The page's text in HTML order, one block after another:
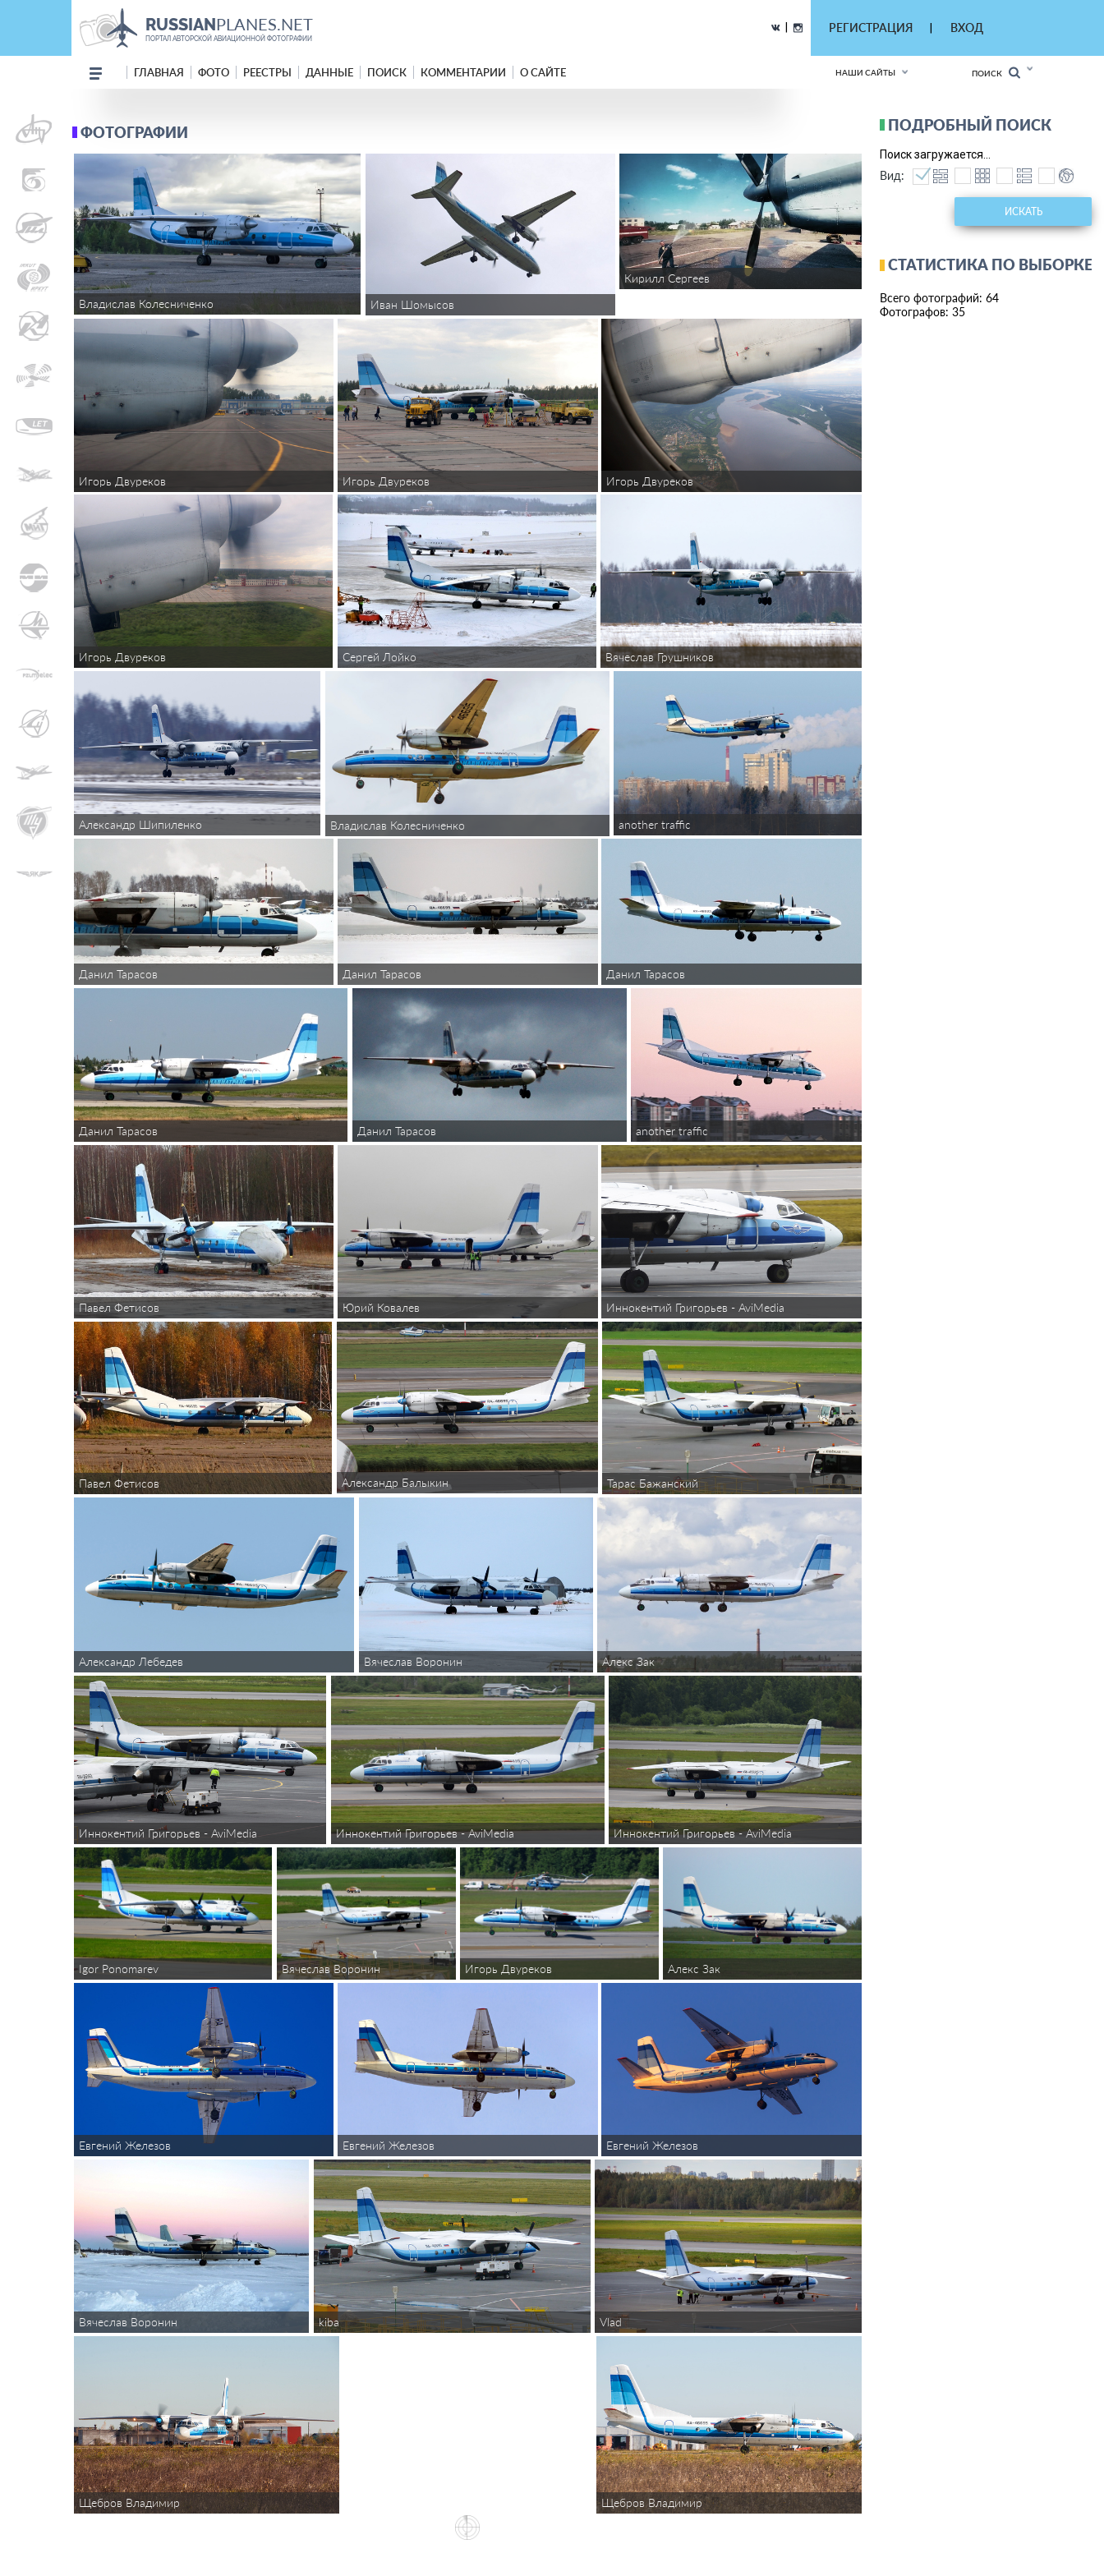
RUSSIANPLANES.NET
ПОРТАЛ АВТОРСКОЙ АВИАЦИОННОЙ ФОТОГРАФИИ
РЕГИСТРАЦИЯ ВХОД
ГЛАВНАЯ ФОТО РЕЕСТРЫ ДАННЫЕ ПОИСК КОММЕНТАРИИ О САЙТЕ НАШИ САЙТЫ ПОИСК
ФОТОГРАФИИ
Владислав Колесниченко Иван Шомысов
Кирилл Сергеев
Игорь Двуреков Игорь Двуреков Игорь Двуреков
Игорь Двуреков Сергей Лойко Вячеслав Грушников
Александр Шипиленко Владислав Колесниченко another traffic
Данил Тарасов Данил Тарасов Данил Тарасов
Данил Тарасов Данил Тарасов another traffic
Павел Фетисов Юрий Ковалев Иннокентий Григорьев - AviMedia
Павел Фетисов Александр Балыкин Тарас Бажанский
Александр Лебедев Вячеслав Воронин Алекс Зак
Иннокентий Григорьев - AviMedia Иннокентий Григорьев - AviMedia Иннокентий Григорьев - AviMedia
Igor Ponomarev Вячеслав Воронин Игорь Двуреков Алекс Зак
Евгений Железов Евгений Железов Евгений Железов
Вячеслав Воронин kiba Vlad
Щебров Владимир Щебров Владимир
ПОДРОБНЫЙ ПОИСК
Поиск загружается...
Вид:
ИСКАТЬ
СТАТИСТИКА ПО ВЫБОРКЕ
Всего фотографий: 64
Фотографов: 35